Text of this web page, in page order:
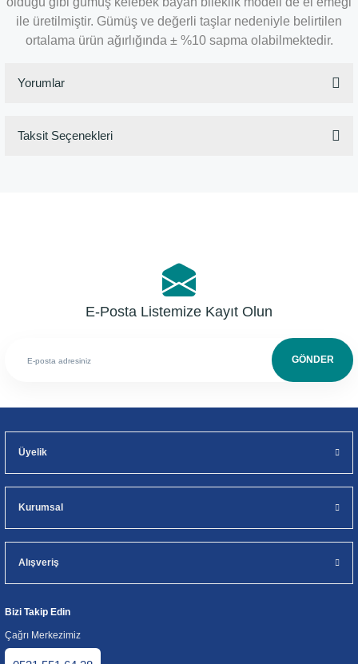
ile üretilmiştir. Gümüş ve değerli taşlar nedeniyle belirtilen
ortalama ürün ağırlığında ± %10 sapma olabilmektedir.
Yorumlar
Taksit Seçenekleri
E-Posta Listemize Kayıt Olun
GÖNDER
Üyelik
Kurumsal
Alışveriş
Bizi Takip Edin
Çağrı Merkezimiz